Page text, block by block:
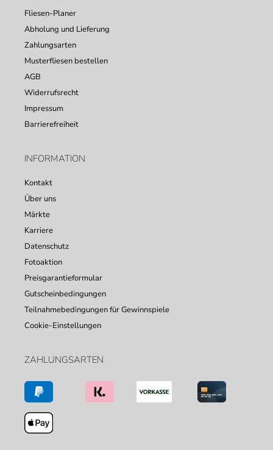
Fliesen-Planer
Abholung und Lieferung
Zahlungsarten
Musterfliesen bestellen
AGB
Widerrufsrecht
Impressum
Barrierefreiheit
INFORMATION
Kontakt
Über uns
Märkte
Karriere
Datenschutz
Fotoaktion
Preisgarantieformular
Gutscheinbedingungen
Teilnahmebedingungen für Gewinnspiele
Cookie-Einstellungen
ZAHLUNGSARTEN